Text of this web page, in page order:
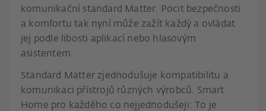
komunikační standard Matter. Pocit bezpečnosti
a komfortu tak nyní může zažít každý a ovládat
jej podle libosti aplikací nebo hlasovým
asistentem.
Standard Matter zjednodušuje kompatibilitu a
komunikaci přístrojů různých výrobců. Smart
Home pro každého co nejjednodušeji: To je